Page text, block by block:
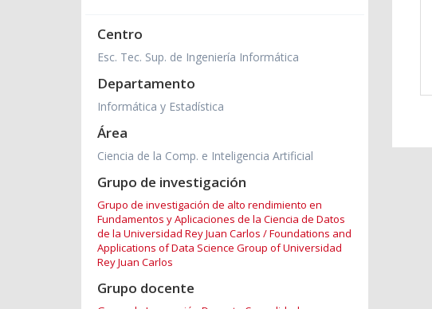
Centro
Esc. Tec. Sup. de Ingeniería Informática
Departamento
Informática y Estadística
Área
Ciencia de la Comp. e Inteligencia Artificial
Grupo de investigación
Grupo de investigación de alto rendimiento en
Fundamentos y Aplicaciones de la Ciencia de Datos
de la Universidad Rey Juan Carlos / Foundations and
Applications of Data Science Group of Universidad
Rey Juan Carlos
Grupo docente